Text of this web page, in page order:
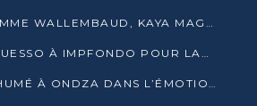
DESTIN GAVET NOMME WALLEMBAUD, KAYA MAGANE, BOUDZIKA ET MBOUSSA-ELLAH AUX COMMANDES DE SA CAMPAGNE
DENIS SASSOU-NGUESSO À IMPFONDO POUR LANCER LE CORRIDOR 13
FIRMIN AYESSA INHUMÉ À ONDZA DANS L’ÉMOTION ET LE RECUEILLEMENT